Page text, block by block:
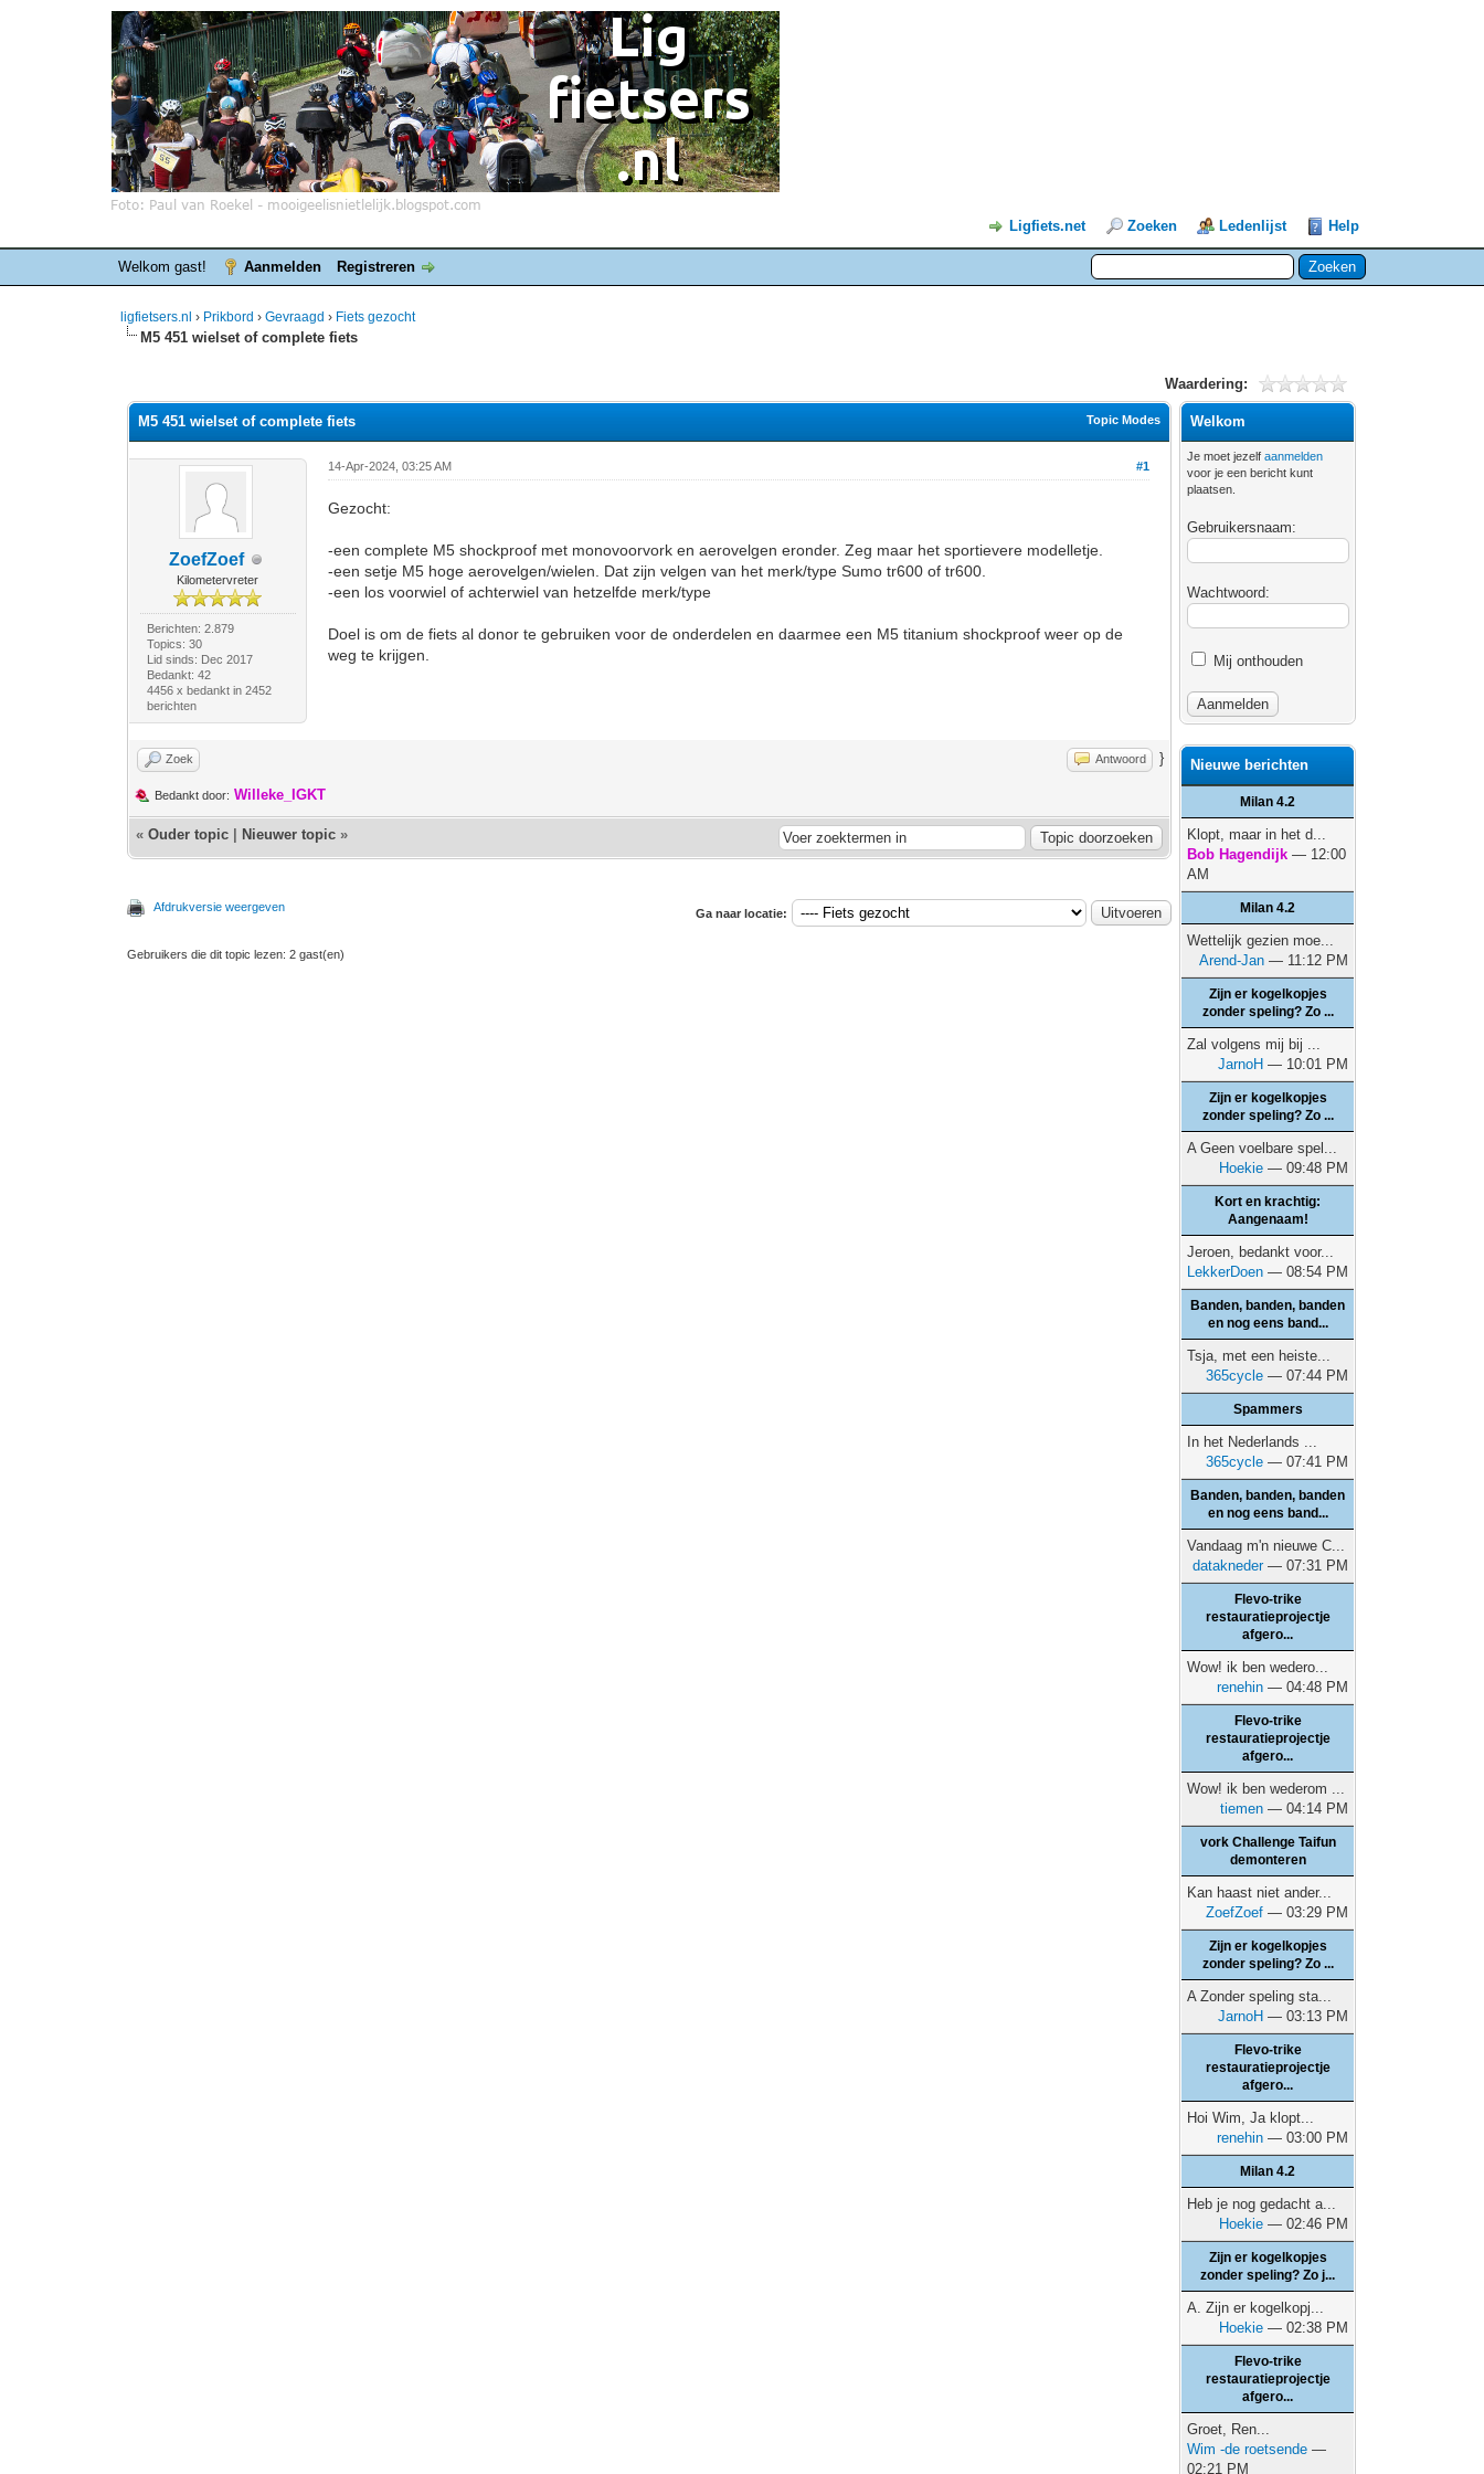
Ligfiets.net Zoeken Ledenlijst Help
Welkom gast! Aanmelden Registreren
ligfietsers.nl › Prikbord ›Gevraagd › Fiets gezocht
M5 451 wielset of complete fiets
Waardering:
Topic Modes
M5 451 wielset of complete fiets
ZoefZoef
Kilometervreter
Berichten: 2.879
Topics: 30
Lid sinds: Dec 2017
Bedankt: 42
4456 x bedankt in 2452
berichten
#1
14-Apr-2024, 03:25 AM
Gezocht:
-een complete M5 shockproof met monovoorvork en aerovelgen eronder. Zeg maar het sportievere modelletje.
-een setje M5 hoge aerovelgen/wielen. Dat zijn velgen van het merk/type Sumo tr600 of tr600.
-een los voorwiel of achterwiel van hetzelfde merk/type
Doel is om de fiets al donor te gebruiken voor de onderdelen en daarmee een M5 titanium shockproof weer op de
weg te krijgen.
Zoek Antwoord }
Bedankt door: Willeke_IGKT
«Ouder topic Nieuwer topic »
Afdrukversie weergeven Ga naar locatie:
Gebruikers die dit topic lezen: 2 gast(en)
Welkom
Je moet jezelfaanmelden
voor je een bericht kunt
plaatsen.
Gebruikersnaam:
Wachtwoord:
Mij onthouden
Nieuwe berichten
Milan 4.2
Klopt, maar in het d...
Bob Hagendijk — 12:00
AM
Milan 4.2
Wettelijk gezien moe...
Arend-Jan — 11:12 PM
Zijn er kogelkopjes
zonder speling? Zo ...
Zal volgens mij bij ...
JarnoH — 10:01 PM
Zijn er kogelkopjes
zonder speling? Zo ...
A Geen voelbare spel...
Hoekie — 09:48 PM
Kort en krachtig:
Aangenaam!
Jeroen, bedankt voor...
LekkerDoen — 08:54 PM
Banden, banden, banden
en nog eens band...
Tsja, met een heiste...
365cycle — 07:44 PM
Spammers
In het Nederlands ...
365cycle — 07:41 PM
Banden, banden, banden
en nog eens band...
Vandaag m'n nieuwe C...
datakneder— 07:31 PM
Flevo-trike
restauratieprojectje
afgero...
Wow! ik ben wedero...
renehin — 04:48 PM
Flevo-trike
restauratieprojectje
afgero...
Wow! ik ben wederom ...
tiemen — 04:14 PM
vork Challenge Taifun
demonteren
Kan haast niet ander...
ZoefZoef — 03:29 PM
Zijn er kogelkopjes
zonder speling? Zo ...
A Zonder speling sta...
JarnoH — 03:13 PM
Flevo-trike
restauratieprojectje
afgero...
Hoi Wim, Ja klopt...
renehin — 03:00 PM
Milan 4.2
Heb je nog gedacht a...
Hoekie — 02:46 PM
Zijn er kogelkopjes
zonder speling? Zo j...
A. Zijn er kogelkopj...
Hoekie — 02:38 PM
Flevo-trike
restauratieprojectje
afgero...
Groet, Ren...
Wim -de roetsende —
02:21 PM